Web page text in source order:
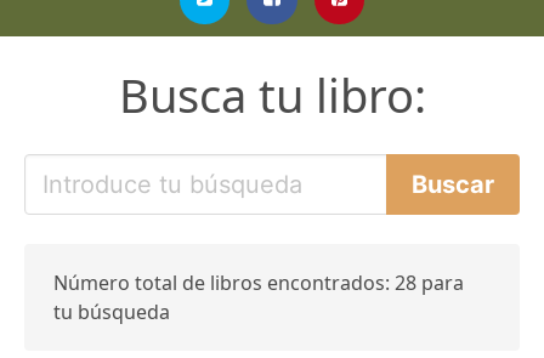
Busca tu libro:
Número total de libros encontrados: 28 para
tu búsqueda